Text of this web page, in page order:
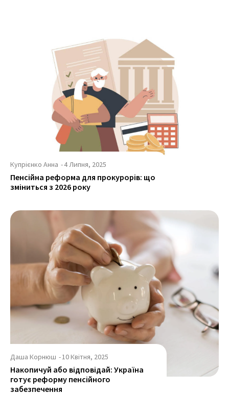
Купрієнко Анна -4 Липня, 2025
Пенсійна реформа для прокурорів: що
зміниться з 2026 року
Даша Корнюш -10 Квітня, 2025
Накопичуй або відповідай: Україна
готує реформу пенсійного
забезпечення